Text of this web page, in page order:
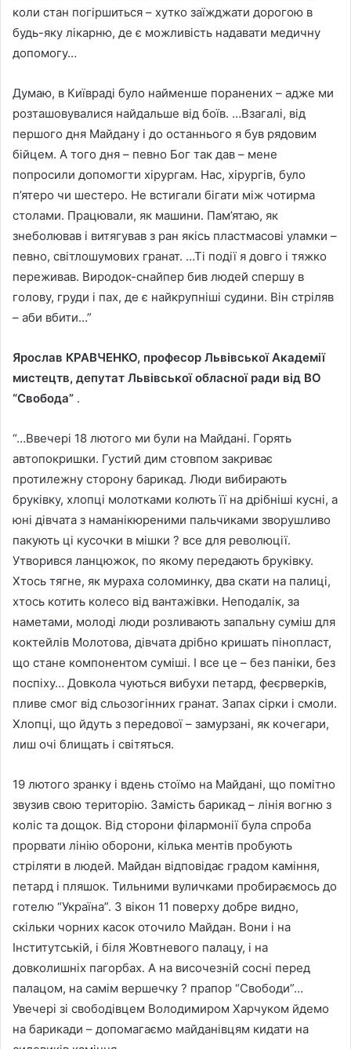
коли стан погіршиться – хутко заїжджати дорогою в
будь-яку лікарню, де є можливість надавати медичну
допомогу…
Думаю, в Київраді було найменше поранених – адже ми
розташовувалися найдальше від боїв. …Взагалі, від
першого дня Майдану і до останнього я був рядовим
бійцем. А того дня – певно Бог так дав – мене
попросили допомогти хірургам. Нас, хірургів, було
п’ятеро чи шестеро. Не встигали бігати між чотирма
столами. Працювали, як машини. Пам’ятаю, як
знеболював і витягував з ран якісь пластмасові уламки –
певно, світлошумових гранат. …Ті події я довго і тяжко
переживав. Виродок-снайпер бив людей спершу в
голову, груди і пах, де є найкрупніші судини. Він стріляв
– аби вбити…”
Ярослав КРАВЧЕНКО, професор Львівської Академії
мистецтв, депутат Львівської обласної ради від ВО
“Свобода” .
“…Ввечері 18 лютого ми були на Майдані. Горять
автопокришки. Густий дим стовпом закриває
протилежну сторону барикад. Люди вибирають
бруківку, хлопці молотками колють її на дрібніші кусні, а
юні дівчата з наманікюреними пальчиками зворушливо
пакують ці кусочки в мішки ? все для революції.
Утворився ланцюжок, по якому передають бруківку.
Хтось тягне, як мураха соломинку, два скати на палиці,
хтось котить колесо від вантажівки. Неподалік, за
наметами, молоді люди розливають запальну суміш для
коктейлів Молотова, дівчата дрібно кришать пінопласт,
що стане компонентом суміші. І все це – без паніки, без
поспіху… Довкола чуються вибухи петард, феєрверків,
пливе смог від сльозогінних гранат. Запах сірки і смоли.
Хлопці, що йдуть з передової – замурзані, як кочегари,
лиш очі блищать і світяться.
19 лютого зранку і вдень стоїмо на Майдані, що помітно
звузив свою територію. Замість барикад – лінія вогню з
коліс та дощок. Від сторони філармонії була спроба
прорвати лінію оборони, кілька ментів пробують
стріляти в людей. Майдан відповідає градом каміння,
петард і пляшок. Тильними вуличками пробираємось до
готелю “Україна”. З вікон 11 поверху добре видно,
скільки чорних касок оточило Майдан. Вони і на
Інститутській, і біля Жовтневого палацу, і на
довколишніх пагорбах. А на височезній сосні перед
палацом, на самім вершечку ? прапор “Свободи”…
Увечері зі свободівцем Володимиром Харчуком йдемо
на барикади – допомагаємо майданівцям кидати на